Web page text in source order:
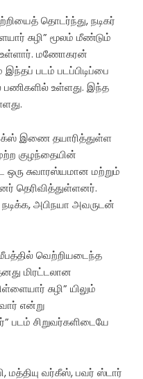
தொடர்ந்து, நடிகர்
சுழி” மூலம் மீண்டும்
உள்ளார். மணோகரன்
இந்தப் படம் படப்பிடிப்பை
பணிகளில் உள்ளது. இந்த
இணை தயாரித்துள்ள
குழந்தையின்
சுவாரஸ்யமான மற்றும்
தெரிவித்துள்ளனர்.
அபிநயா அவருடன்
வெற்றியடைந்த
மிரட்டலான
சுழி” யிலும்
என்று
படம் சிறுவர்களிடையே
மத்தியு வர்கீஸ், பவர் ஸ்டார்